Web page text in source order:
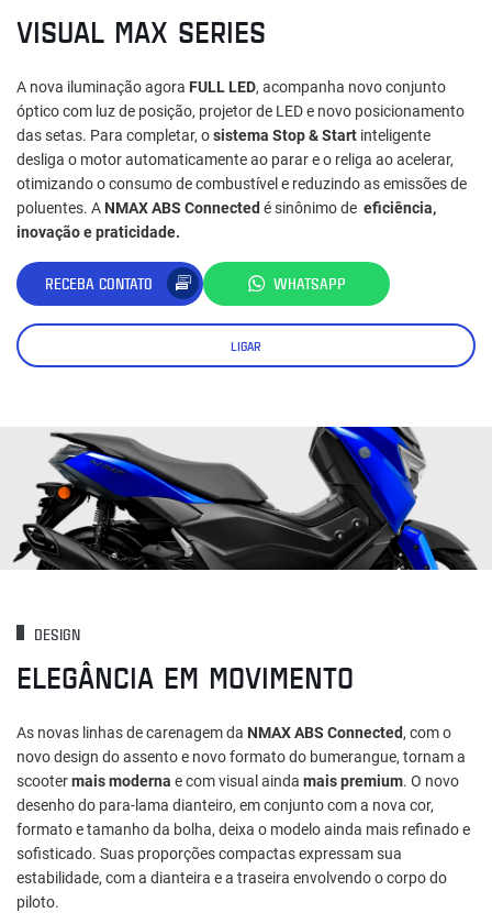
VISUAL MAX SERIES
A nova iluminação agora FULL LED, acompanha novo conjunto
óptico com luz de posição, projetor de LED e novo posicionamento
das setas. Para completar, osistema Stop & Start inteligente
desliga o motor automaticamente ao parar e o religa ao acelerar,
otimizando o consumo de combustível e reduzindo as emissões de
poluentes. A NMAX ABS Connected é sinônimo de eficiência,
inovação e praticidade.
RECEBA CONTATO WHATSAPP
LIGAR
DESIGN
ELEGÂNCIA EM MOVIMENTO
As novas linhas de carenagem da NMAX ABS Connected, com o
novo design do assento e novo formato do bumerangue, tornam a
scootermais moderna e com visual ainda mais premium. O novo
desenho do para-lama dianteiro, em conjunto com a nova cor,
formato e tamanho da bolha, deixa o modelo ainda mais refinado e
sofisticado. Suas proporções compactas expressam sua
estabilidade, com a dianteira e a traseira envolvendo o corpo do
piloto.